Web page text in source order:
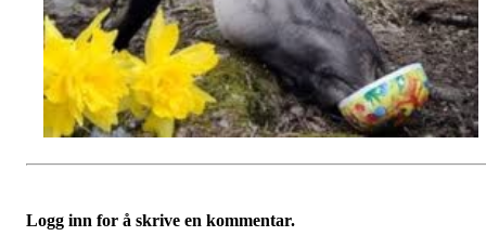
Logg inn for å skrive en kommentar.